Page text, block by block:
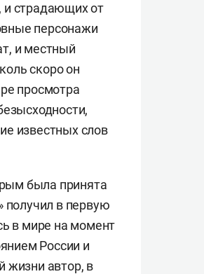
и страдающих от
персонажи
и местный
скоро он
просмотра
известных слов
была принята
получил в первую
в мире на момент
России и
жизни автор, в